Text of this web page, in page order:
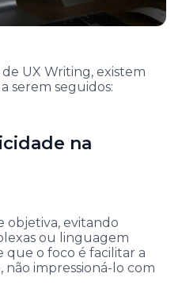
UX Writing, existem
serem seguidos:
na
objetiva, evitando
ou linguagem
que o foco é facilitar a
impressioná-lo com